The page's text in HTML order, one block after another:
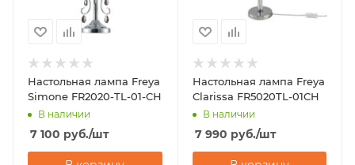
Настольная лампа Freya
Simone FR2020-TL-01-CH
В наличии
7 100 руб./шт
Настольная лампа Freya
Clarissa FR5020TL-01CH
В наличии
7 990 руб./шт